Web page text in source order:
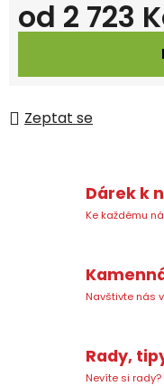
od 2 723
Zeptat se
Dárek k
Ke každému
Navštivte nás
Rady,
Nevíte si